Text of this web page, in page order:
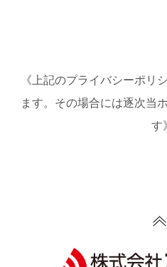
《上記のプライバシーポリ
ます。その場合には逐次当
す